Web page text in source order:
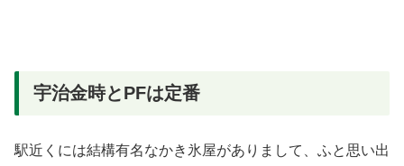
宇治金時とPFは定番
駅近くには結構有名なかき氷屋がありまして、ふと思い出